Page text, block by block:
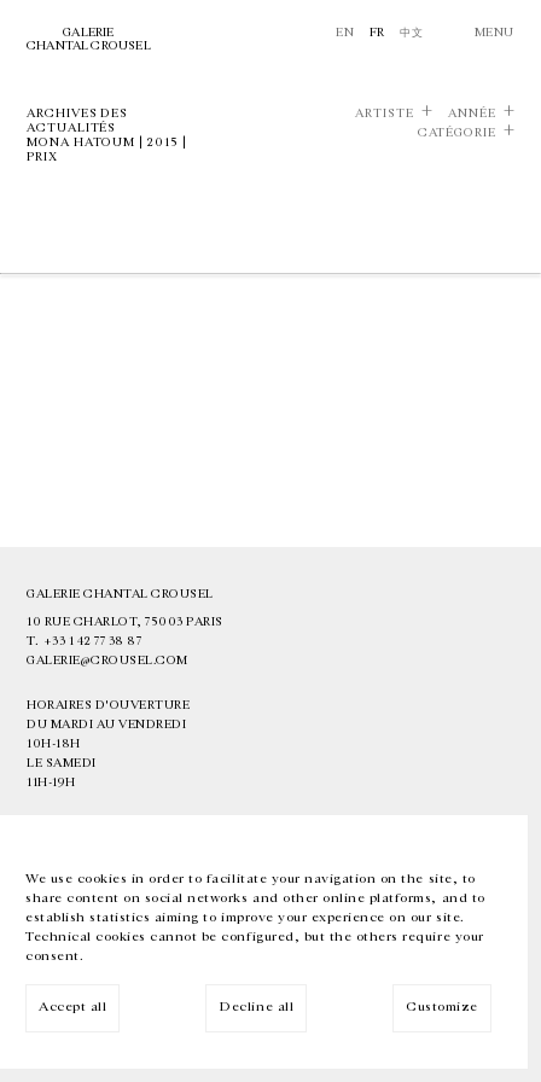
We use cookies in order to facilitate your navigation on the site, to
share content on social networks and other online platforms, and to
establish statistics aiming to improve your experience on our site.
Technical cookies cannot be configured, but the others require your
consent.
Accept all Decline all Customize
GALERIE
CHANTAL CROUSEL
EN FR 中文 MENU
ARCHIVES DES
ACTUALITÉS
MONA HATOUM | 2015 |
PRIX
ARTISTE
ANNÉE
CATÉGORIE
GALERIE CHANTAL CROUSEL
10 RUE CHARLOT, 75003 PARIS
T. +33 1 42 77 38 87
GALERIE@CROUSEL.COM
HORAIRES D'OUVERTURE
DU MARDI AU VENDREDI
10H-18H
LE SAMEDI
11H-19H
EN FR 中文 Facebook Instagram
Inscrivez-vous à notre newsletter